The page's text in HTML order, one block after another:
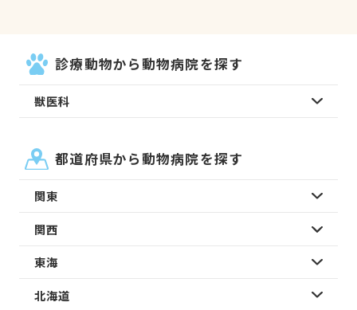
診療動物から動物病院を探す
獣医科
都道府県から動物病院を探す
関東
関西
東海
北海道